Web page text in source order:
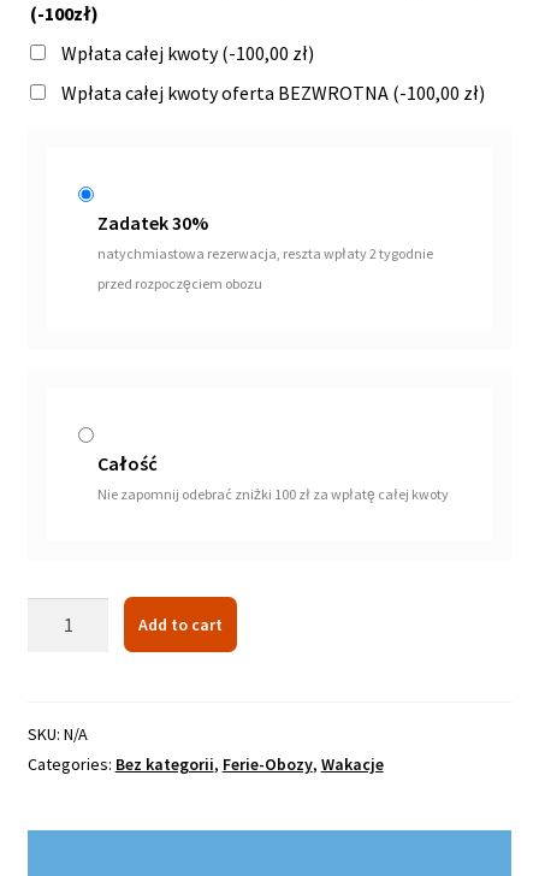
(-100zł)
Wpłata całej kwoty (-100,00 zł)
Wpłata całej kwoty oferta BEZWROTNA (-100,00 zł)
Zadatek 30%
natychmiastowa rezerwacja, reszta wpłaty 2 tygodnie
przed rozpoczęciem obozu
Całość
Nie zapomnij odebrać zniżki 100 zł za wpłatę całej kwoty
Add to cart
SKU: N/A
Categories: Bez kategorii, Ferie-Obozy, Wakacje